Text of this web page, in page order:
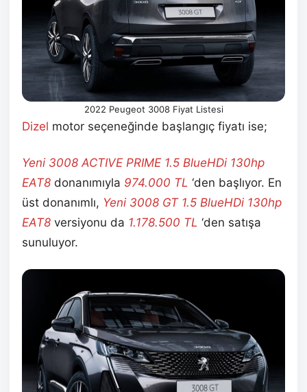
2022 Peugeot 3008 Fiyat Listesi
Dizel motor seçeneğinde başlangıç fiyatı ise;
Yeni 3008 ACTIVE PRIME 1.5 BlueHDi 130hp
EAT8 donanımıyla 974.000 TL ‘den başlıyor. En
üst donanımlı, Yeni 3008 GT 1.5 BlueHDi 130hp
EAT8 versiyonu da 1.178.500 TL ‘den satışa
sunuluyor.